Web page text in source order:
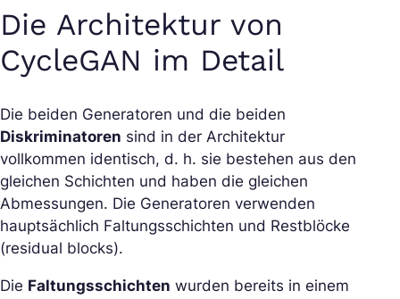
Die Architektur von
CycleGAN im Detail
Die beiden Generatoren und die beiden
Diskriminatoren sind in der Architektur
vollkommen identisch, d. h. sie bestehen aus den
gleichen Schichten und haben die gleichen
Abmessungen. Die Generatoren verwenden
hauptsächlich Faltungsschichten und Restblöcke
(residual blocks).
Die Faltungsschichten wurden bereits in einem